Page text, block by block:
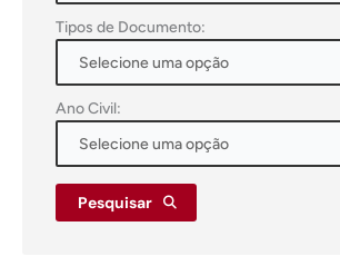
Tipos de Documento:
Ano Civil:
Pesquisar